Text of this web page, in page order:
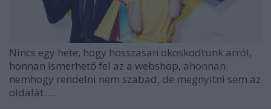
Nincs egy hete, hogy hosszasan okoskodtunk arról,
honnan ismerhető fel az a webshop, ahonnan
nemhogy rendelni nem szabad, de megnyitni sem az
oldalát. ...